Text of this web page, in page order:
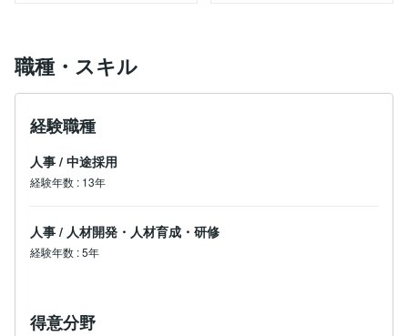
ントください。
みなさま是非是非サワカイゴをよろしくお願いいたしま
す⭐️
職種・スキル
経験職種
人事 / 中途採用
経験年数 : 13年
人事 / 人材開発・人材育成・研修
経験年数 :5年
得意分野